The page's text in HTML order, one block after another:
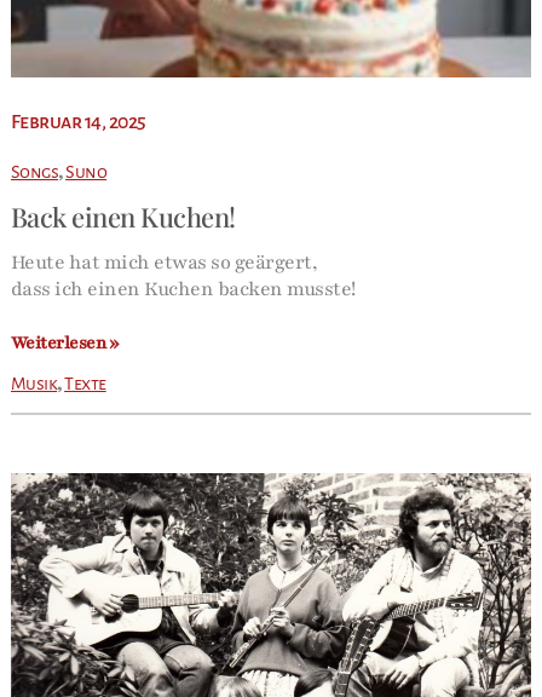
Februar 14, 2025
Songs,Suno
Back einen Kuchen!
Heute hat mich etwas so geärgert,
dass ich einen Kuchen backen musste!
Back
Kuchen!
Weiterlesen »
Musik,Texte